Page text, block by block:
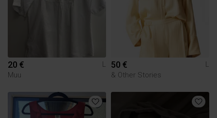
20 €
L
Muu
50 €
L
& Other Stories